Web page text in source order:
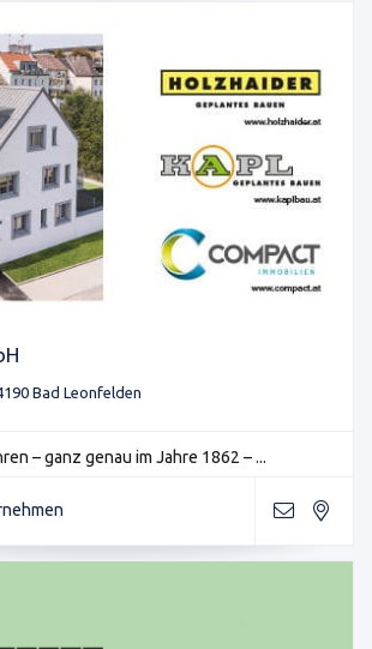
Bad Leonfelden
– ganz genau im Jahre 1862 – ...